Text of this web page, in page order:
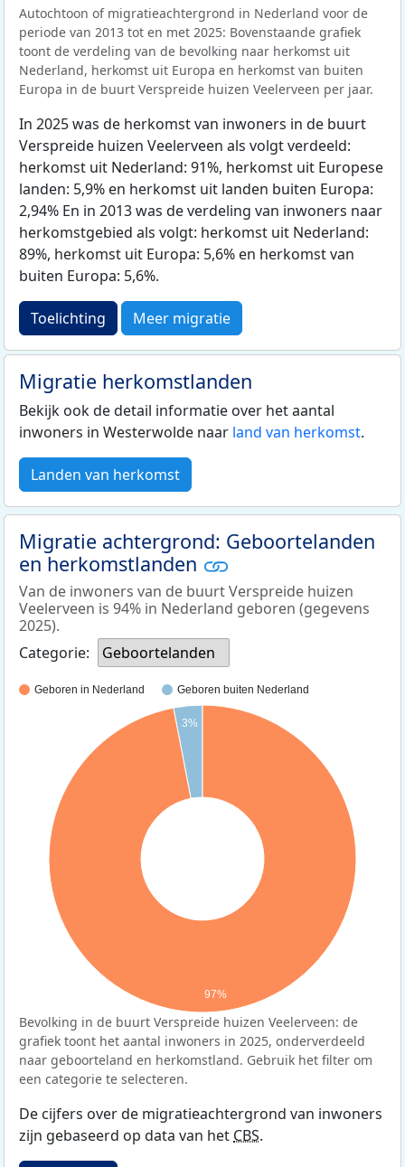
Autochtoon of migratieachtergrond in Nederland voor de
periode van 2013 tot en met 2025: Bovenstaande grafiek
toont de verdeling van de bevolking naar herkomst uit
Nederland, herkomst uit Europa en herkomst van buiten
Europa in de buurt Verspreide huizen Veelerveen per jaar.
In 2025 was de herkomst van inwoners in de buurt
Verspreide huizen Veelerveen als volgt verdeeld:
herkomst uit Nederland: 91%, herkomst uit Europese
landen: 5,9% en herkomst uit landen buiten Europa:
2,94% En in 2013 was de verdeling van inwoners naar
herkomstgebied als volgt: herkomst uit Nederland:
89%, herkomst uit Europa: 5,6% en herkomst van
buiten Europa: 5,6%.
Toelichting Meer migratie
Migratie herkomstlanden
Bekijk ook de detail informatie over het aantal
inwoners in Westerwolde naar land van herkomst.
Landen van herkomst
Migratie achtergrond: Geboortelanden
en herkomstlanden
Van de inwoners van de buurt Verspreide huizen
Veelerveen is 94% in Nederland geboren (gegevens
2025).
Categorie:
Geboortelanden
Geboren in Nederland Geboren buiten Nederland
3%
97%
Bevolking in de buurt Verspreide huizen Veelerveen: de
grafiek toont het aantal inwoners in 2025, onderverdeeld
naar geboorteland en herkomstland. Gebruik het filter om
een categorie te selecteren.
De cijfers over de migratieachtergrond van inwoners
zijn gebaseerd op data van het CBS.